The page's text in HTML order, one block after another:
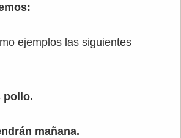
ejemplos las siguientes
pollo.
mañana.